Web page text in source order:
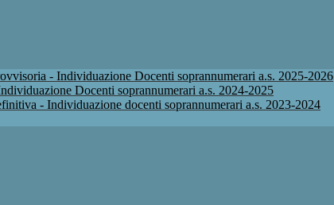
- Individuazione Docenti soprannumerari a.s. 2025-2026
Docenti soprannumerari a.s. 2024-2025
- Individuazione docenti soprannumerari a.s. 2023-2024